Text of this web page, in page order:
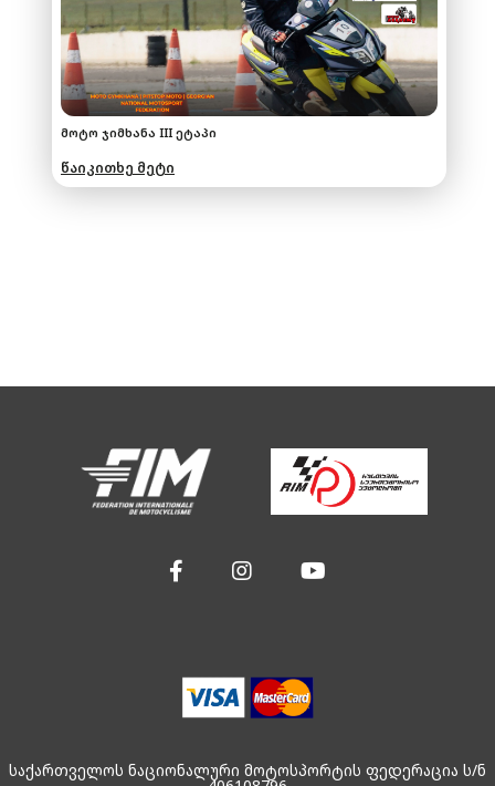
მოტო ჯიმხანა III ეტაპი
წაიკითხე მეტი
საქართველოს ნაციონალური მოტოსპორტის ფედერაცია ს/ნ